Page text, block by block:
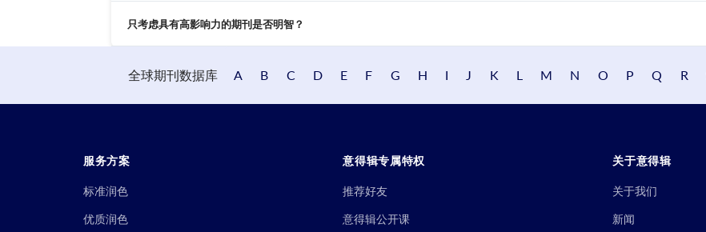
只考虑具有高影响力的期刊是否明智？
全球期刊数据库 A B C D E F G H I J K L M N O P Q R